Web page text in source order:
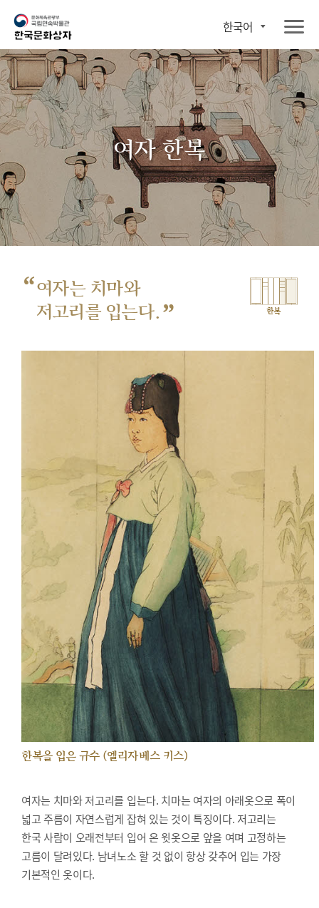
한국어
여자 한복
“여자는 치마와
저고리를 입는다. ” 한복
한복을 입은 규수 (엘리자베스 키스)
여자는 치마와 저고리를 입는다. 치마는 여자의 아래옷으로 폭이
넓고 주름이 자연스럽게 잡혀 있는 것이 특징이다. 저고리는
한국 사람이 오래전부터 입어 온 윗옷으로 앞을 여며 고정하는
고름이 달려있다. 남녀노소 할 것 없이 항상 갖추어 입는 가장
기본적인 옷이다.